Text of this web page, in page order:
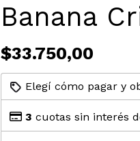
Banana
$33.750,00
Elegí cómo pagar y
3 cuotas sin interés